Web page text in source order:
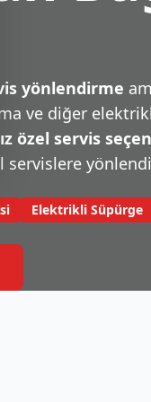
yönlendirme
ve diğer
özel servis
servislere
Elektrikli Süpürge